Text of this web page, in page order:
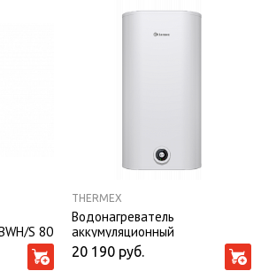
S 80
THERMEX
Водонагреватель
аккумуляционный
электрический THERMEX MK
80 V
20 190 руб.